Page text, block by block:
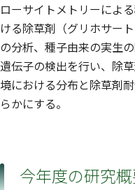
ローサイトメトリーによ
ける除草剤（グリホサー
の分析、種子由来の実生
遺伝子の検出を行い、除
境における分布と除草剤
らかにする。
今年度の研究